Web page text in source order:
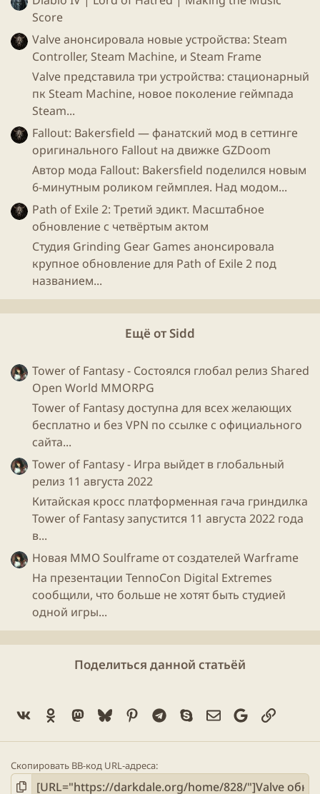
И зачем мне все это нужно на странице с игрой?)
Score
Valve анонсировала новые устройства: Steam
Controller, Steam Machine, и Steam Frame
Valve представила три устройства: стационарный
пк Steam Machine, новое поколение геймпада
Steam...
Fallout: Bakersfield — фанатский мод в сеттинге
оригинального Fallout на движке GZDoom
Автор мода Fallout: Bakersfield поделился новым
6-минутным роликом геймплея. Над модом...
Path of Exile 2: Третий эдикт. Масштабное
обновление с четвёртым актом
Студия Grinding Gear Games анонсировала
крупное обновление для Path of Exile 2 под
названием...
Ещё от Sidd
Tower of Fantasy - Состоялся глобал релиз Shared
Open World MMORPG
Tower of Fantasy доступна для всех желающих
бесплатно и без VPN по ссылке с официального
сайта...
Tower of Fantasy - Игра выйдет в глобальный
релиз 11 августа 2022
Китайская кросс платформенная гача гриндилка
Tower of Fantasy запустится 11 августа 2022 года
в...
Новая ММО Soulframe от создателей Warframe
На презентации TennoCon Digital Extremes
сообщили, что больше не хотят быть студией
одной игры...
Поделиться данной статьёй
Vk Ok Mastodon
BlueskyPinterestTelegram
SkypeЭлектронная
GoogleСсылка
Скопировать BB-код URL-адреса